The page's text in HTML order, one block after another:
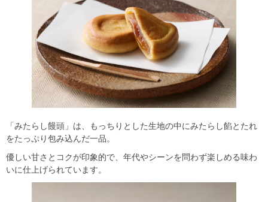
「みたらし饅頭」は、もっちりとした生地の中にみたらし餡とたれ
をたっぷり包み込んだ一品。
優しい甘さとコクが印象的で、年代やシーンを問わず楽しめる味わ
いに仕上げられています。